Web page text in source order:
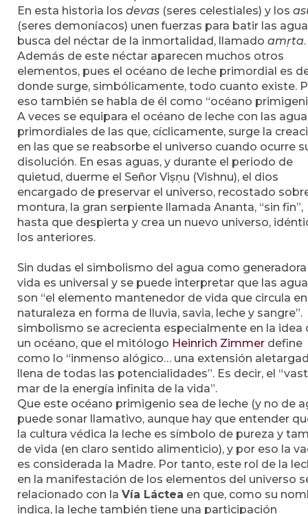
En esta historia los devas (seres celestiales) y los
(seres demoníacos) unen fuerzas para batir las
busca del néctar de la inmortalidad, llamado amṛta.
Además de este néctar aparecen muchos otros
elementos, pues el océano de leche primordial es
donde surge, simbólicamente, todo cuanto existe.
eso también se habla de él como “océano
A veces se equipara el océano de leche con las
primordiales de las que, cíclicamente, surge la
en las que se reabsorbe el universo cuando ocurre
disolución. En esas aguas, y durante el periodo de
quietud, duerme el Señor Viṣṇu (Vishnu), el dios
encargado de preservar el universo, recostado
montura, la gran serpiente llamada Ananta, “sin fin”,
hasta que despierta y crea un nuevo universo,
los anteriores.
Sin dudas el simbolismo del agua como
vida es universal y se puede interpretar que las
son “el elemento mantenedor de vida que circula
naturaleza en forma de lluvia, savia, leche y
simbolismo se acrecienta especialmente en la idea
un océano, que el mitólogo Heinrich Zimmer define
como lo “inmenso alógico… una extensión
llena de todas las potencialidades”. Es decir, el
mar de la energía infinita de la vida”.
Que este océano primigenio sea de leche (y no de
puede sonar llamativo, aunque hay que entender
la cultura védica la leche es símbolo de pureza y
de vida (en claro sentido alimenticio), y por eso la
es considerada la Madre. Por tanto, este rol de la
en la manifestación de los elementos del universo
relacionado con la Vía Láctea en que, como su
indica, la leche también tiene una participación